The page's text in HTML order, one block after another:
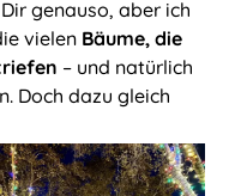
genauso, aber ich
vielen Bäume, die
– und natürlich
Doch dazu gleich